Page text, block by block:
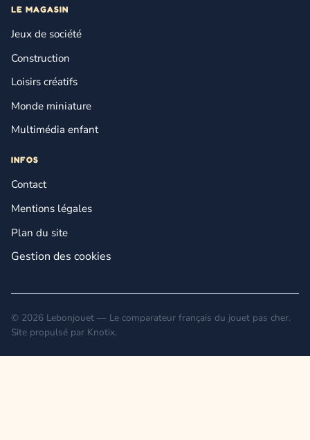
LE MAGASIN
Jeux de société
Construction
Loisirs créatifs
Monde miniature
Multimédia enfant
INFOS
Contact
Mentions légales
Plan du site
Gestion des cookies
© 2026 Lebonjouet — Le comparateur français du jouet pas cher.
Site propulsé par Knotix.